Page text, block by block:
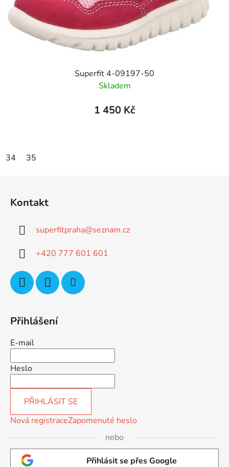
Superfit 4-09197-50
Skladem
1 450 Kč
34 35
Kontakt
superfitpraha@seznam.cz
+420 777 601 601
Přihlášení
E-mail
Heslo
PŘIHLÁSIT SE
Nová registraceZapomenuté heslo
nebo
Přihlásit se přes Google